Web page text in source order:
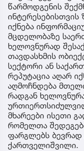
წარმოდგენის
ინტერესებისთვის
იქნება
მცდელობაზე
ხელოვნურად
თავდასხმის
სექტორი ან
რეპუტაცია აღარ
აღმოჩნდება
რადგან
მხარეები ისეთი
რომელთა
ფარგლებს ბევრად
ქართველიშვილი.